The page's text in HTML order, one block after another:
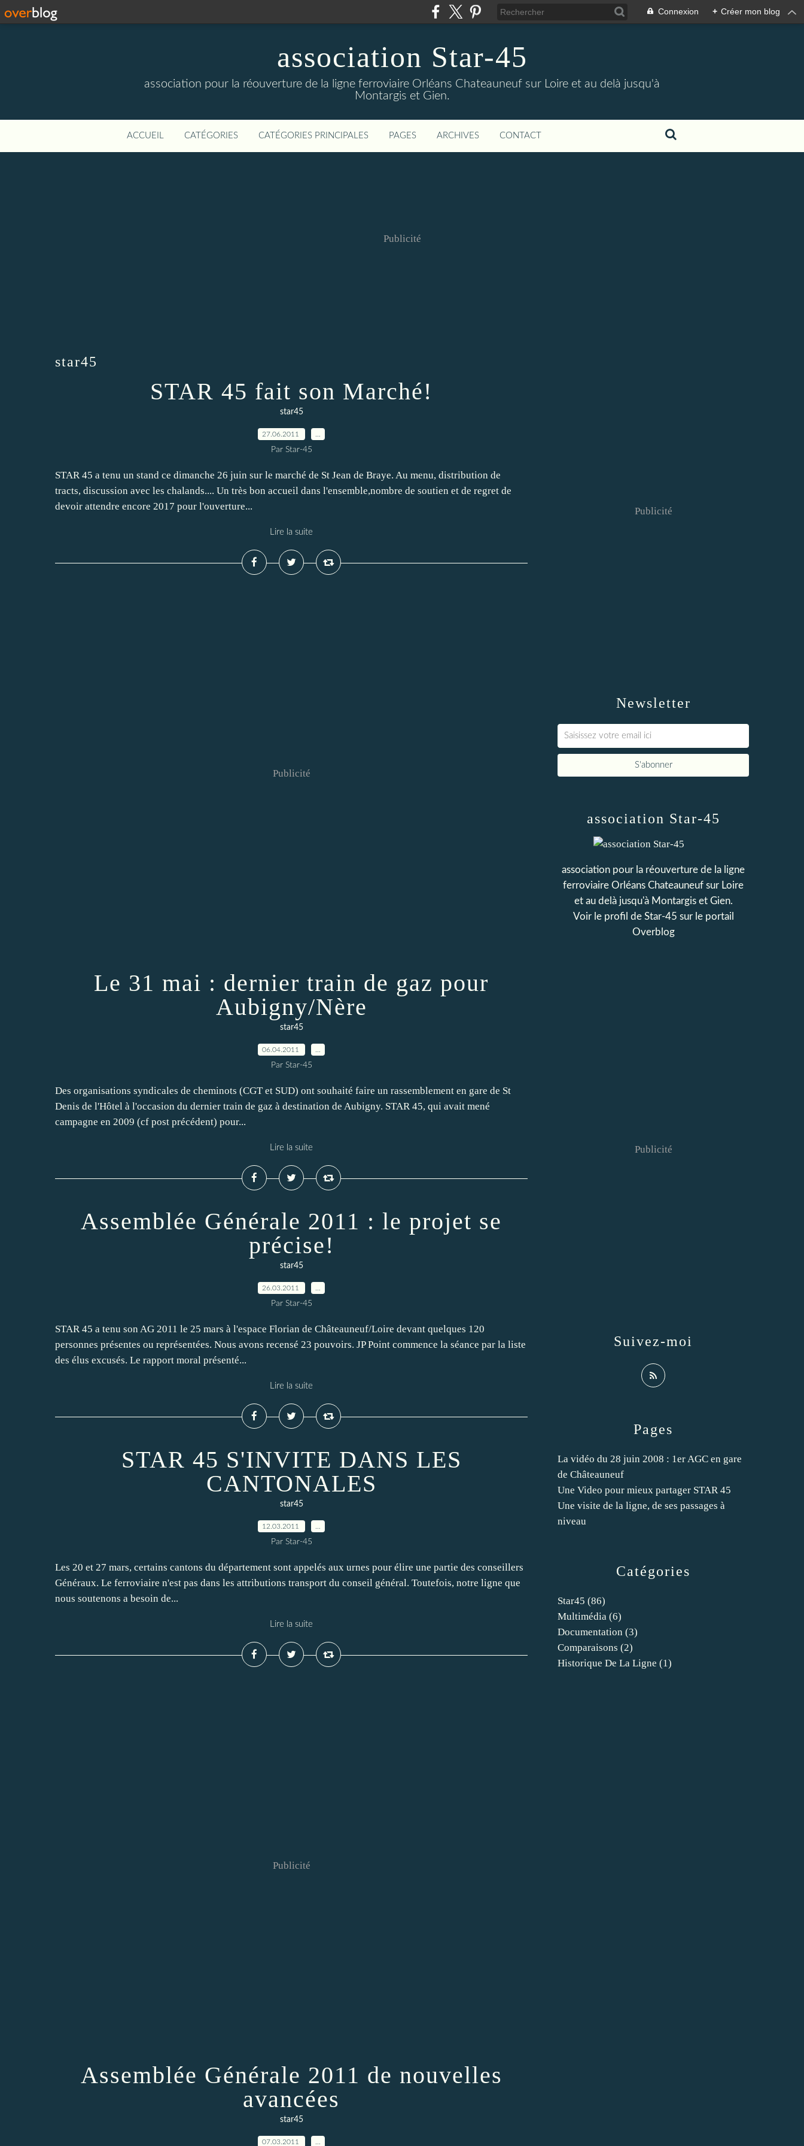
Connexion + Créer mon blog
association Star-45
association pour la réouverture de la ligne ferroviaire Orléans Chateauneuf sur Loire et au delà jusqu'à
Montargis et Gien.
ACCUEIL CATÉGORIES CATÉGORIES PRINCIPALES PAGES ARCHIVES CONTACT
Publicité
star45
STAR 45 fait son Marché!
star45
27.06.2011
Par Star-45
STAR 45 a tenu un stand ce dimanche 26 juin sur le marché de St Jean de Braye. Au menu, distribution de
tracts, discussion avec les chalands.... Un très bon accueil dans l'ensemble,nombre de soutien et de regret de
devoir attendre encore 2017 pour l'ouverture...
Lire la suite
Publicité
Le 31 mai : dernier train de gaz pour
Aubigny/Nère
star45
06.04.2011
Par Star-45
Des organisations syndicales de cheminots (CGT et SUD) ont souhaité faire un rassemblement en gare de St
Denis de l'Hôtel à l'occasion du dernier train de gaz à destination de Aubigny. STAR 45, qui avait mené
campagne en 2009 (cf post précédent) pour...
Lire la suite
Assemblée Générale 2011 : le projet se
précise!
star45
26.03.2011
Par Star-45
STAR 45 a tenu son AG 2011 le 25 mars à l'espace Florian de Châteauneuf/Loire devant quelques 120
personnes présentes ou représentées. Nous avons recensé 23 pouvoirs. JP Point commence la séance par la liste
des élus excusés. Le rapport moral présenté...
Lire la suite
STAR 45 S'INVITE DANS LES
CANTONALES
star45
12.03.2011
Par Star-45
Les 20 et 27 mars, certains cantons du département sont appelés aux urnes pour élire une partie des conseillers
Généraux. Le ferroviaire n'est pas dans les attributions transport du conseil général. Toutefois, notre ligne que
nous soutenons a besoin de...
Lire la suite
Publicité
Assemblée Générale 2011 de nouvelles
avancées
star45
07.03.2011
Newsletter
Publicité
Catégories
Star45 (86)
Multimédia (6)
Documentation (3)
Comparaisons (2)
Historique De La Ligne (1)
Pages
La vidéo du 28 juin 2008 : 1er AGC en gare
de Châteauneuf
Une Video pour mieux partager STAR 45
Une visite de la ligne, de ses passages à
niveau
association Star-45
association pour la réouverture de la ligne
ferroviaire Orléans Chateauneuf sur Loire
et au delà jusqu'à Montargis et Gien.
Voir le profil de Star-45 sur le portail
Overblog
Suivez-moi
Publicité